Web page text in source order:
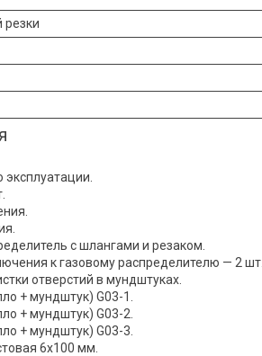
резки
эксплуатации.
с шлангами и резаком.
к газовому распределителю — 2 шт.
отверстий в мундштуках.
+ мундштук) G03-1.
+ мундштук) G03-2.
+ мундштук) G03-3.
6х100 мм.